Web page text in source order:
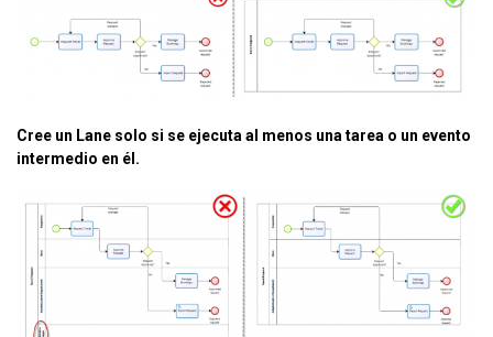
Cree un Lane solo si se ejecuta al menos una tarea o un evento
intermedio en él.